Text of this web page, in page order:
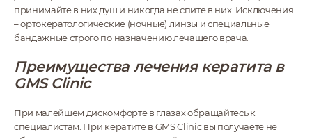
принимайте в них душ и никогда не спите в них. Исключения
– ортокератологические (ночные) линзы и специальные
бандажные строго по назначению лечащего врача.
Преимущества лечения кератита в
GMS Clinic
При малейшем дискомфорте в глазахобращайтесь к
специалистам . При кератите в GMS Clinic вы получаете не